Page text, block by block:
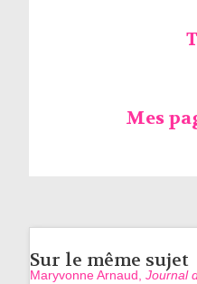
Mes
Sur le même sujet
Maryvonne Arnaud, Journal